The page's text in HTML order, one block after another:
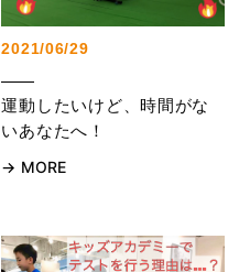
2021/06/29
運動したいけど、時間がな
いあなたへ！
MORE